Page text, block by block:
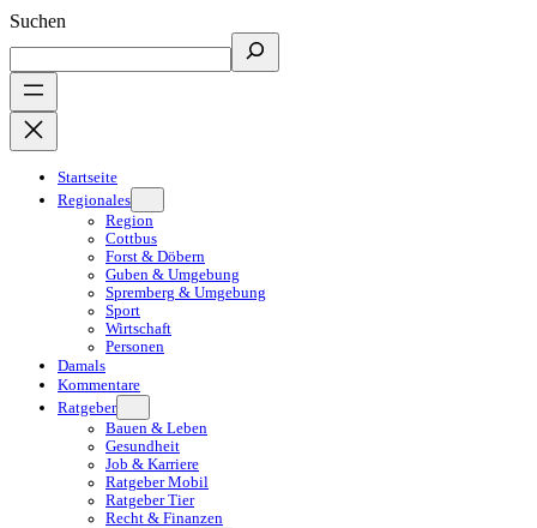
Suchen
Startseite
Regionales
Region
Cottbus
Forst & Döbern
Guben & Umgebung
Spremberg & Umgebung
Sport
Wirtschaft
Personen
Damals
Kommentare
Ratgeber
Bauen & Leben
Gesundheit
Job & Karriere
Ratgeber Mobil
Ratgeber Tier
Recht & Finanzen